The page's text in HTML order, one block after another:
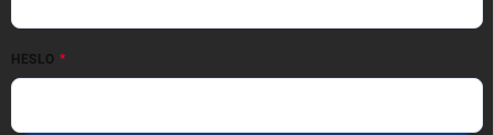
HESLO